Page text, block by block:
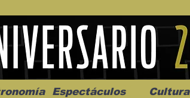
Espectáculos Cultura